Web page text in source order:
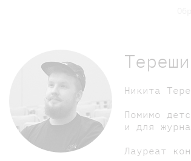
Никита
Помимо
и для
Лауреат